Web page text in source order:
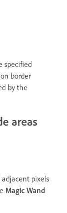
specified
border
by the
areas
pixels
Magic Wand